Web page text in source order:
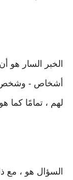
الخبر السار
أشخاص - وشخص
لهم ، تمامًا كما
السؤال هو ، مع